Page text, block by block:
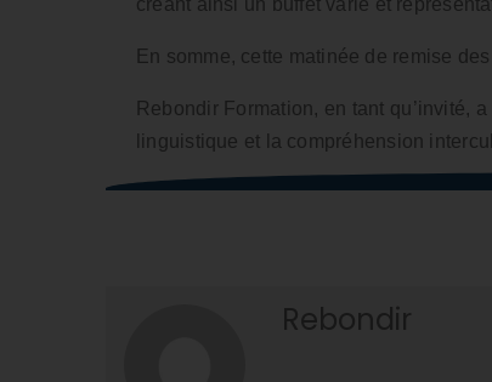
créant ainsi un buffet varié et
En somme, cette matinée de remise
Rebondir Formation, en tant qu’invité,
linguistique et la compréhension
Rebondir